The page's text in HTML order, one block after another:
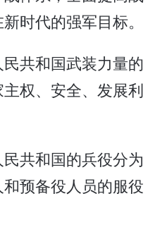
时代的强军目标。
共和国武装力量的
权、安全、发展利
共和国的兵役分为
预备役人员的服役